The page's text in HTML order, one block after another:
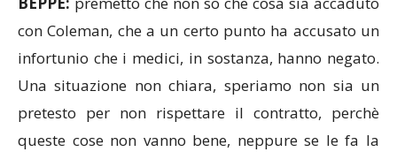
con Coleman, che a un certo punto ha accusato un
infortunio che i medici, in sostanza, hanno negato.
Una situazione non chiara, speriamo non sia un
pretesto per non rispettare il contratto, perchè
queste cose non vanno bene, neppure se le fa la